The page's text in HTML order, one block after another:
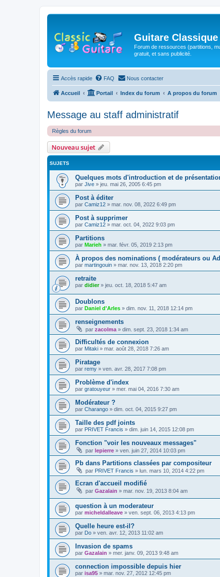
Guitare Classique
Forum de ressources (partitions,
gratuit, et sans publicité.
Accès rapide FAQ Nous contacter
Accueil Portail Index du forum A propos du forum
Message au staff administratif
Règles du forum
Nouveau sujet
SUJETS
Quelques mots d'introduction et de
par Jive » jeu. mai 26, 2005 6:45 pm
Post à éditer
par Camiz12 » mar. nov. 08, 2022 6:49 pm
Post à supprimer
par Camiz12 » mar. oct. 04, 2022 9:03 pm
Partitions
par Marieh » mar. févr. 05, 2019 2:13 pm
À propos des nominations ( modérateurs ou
par martingouin » mar. nov. 13, 2018 2:20 pm
retraite
par didier» jeu. oct. 18, 2018 5:47 am
Doublons
par Daniel d'Arles » dim. nov. 11, 2018 12:14 pm
renseignements
par zacolma » dim. sept. 23, 2018 1:34 am
Difficultés de connexion
par Mitaki » mar. août 28, 2018 7:26 am
Piratage
par remy » ven. avr. 28, 2017 7:08 pm
Problème d'index
par gratouyeur » mer. mai 04, 2016 7:30 am
Modérateur ?
par Charango » dim. oct. 04, 2015 9:27 pm
Taille des pdf joints
par PRIVET Francis » dim. juin 14, 2015 12:08 pm
Fonction "voir les nouveaux messages"
par lepierre » ven. juin 27, 2014 10:03 pm
Pb dans Partitions classées par compositeur
par PRIVET Francis » lun. mars 10, 2014 4:22 pm
Ecran d'accueil modifié
par Gazalain » mar. nov. 19, 2013 8:04 am
question à un moderateur
par micheldalleave » ven. sept. 06, 2013 4:13 pm
Quelle heure est-il?
par Do » ven. avr. 12, 2013 11:02 am
Invasion de spams
par Gazalain » mer. janv. 09, 2013 9:48 am
connection impossible depuis hier
par isa95 » mar. nov. 27, 2012 12:45 pm